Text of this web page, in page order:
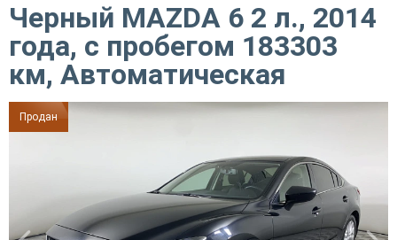
Черный MAZDA 6 2 л., 2014
года, с пробегом 183303
км, Автоматическая
Продан